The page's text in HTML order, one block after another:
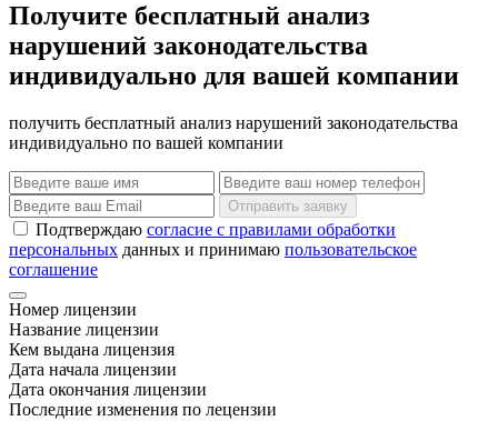
Получите бесплатный анализ
нарушений законодательства
индивидуально для вашей компании
получить бесплатный анализ нарушений законодательства
индивидуально по вашей компании
Отправить заявку
Подтверждаю согласие с правилами обработки
персональных данных и принимаю пользовательское
соглашение
Номер лицензии
Название лицензии
Кем выдана лицензия
Дата начала лицензии
Дата окончания лицензии
Последние изменения по лецензии